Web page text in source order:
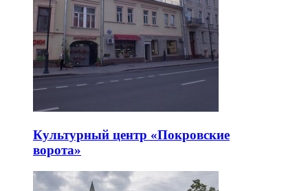
Культурный центр «Покровские
ворота»